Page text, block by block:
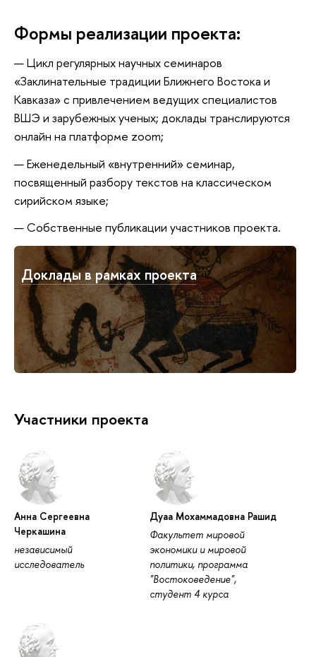
Формы реализации проекта:
Цикл регулярных научных семинаров
«Заклинательные традиции Ближнего Востока и
Кавказа» с привлечением ведущих специалистов
ВШЭ и зарубежных ученых; доклады транслируются
онлайн на платформе zoom;
Еженедельный «внутренний» семинар,
посвященный разбору текстов на классическом
сирийском языке;
Собственные публикации участников проекта.
Доклады в рамках проекта
Участники проекта
Анна Сергеевна
Черкашина
независимый
исследователь
Дуаа Мохаммадовна Рашид
Факультет мировой
экономики и мировой
политики, программа
"Востоковедение",
студент 4 курса